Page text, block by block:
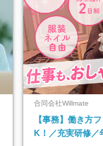
合同会社Willmate
【事務】働き方
K！／充実研修／